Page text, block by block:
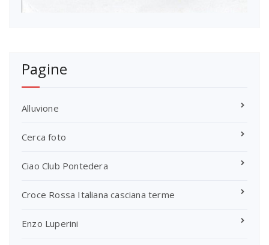
Pagine
Alluvione
Cerca foto
Ciao Club Pontedera
Croce Rossa Italiana casciana terme
Enzo Luperini